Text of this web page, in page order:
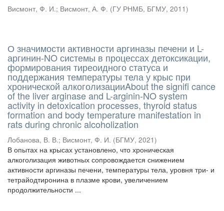
Висмонт, Ф. И.; Висмонт, А. Ф. (ГУ РНМБ, БГМУ, 2011)
О значимости активности аргиназы печени и L-
аргинин-NO системы в процессах детоксикации,
формирования тиреоидного статуса и
поддержания температуры тела у крыс при
хронической алкоголизацииAbout the signiﬁ cance
of the liver arginase and L-arginin-NO system
activity in detoxication processes, thyroid status
formation and body temperature manifestation in
rats during chronic alcoholization
Лобанова, В. В.; Висмонт, Ф. И. (БГМУ, 2021)
В опытах на крысах установлено, что хроническая
алкоголизация животных сопровождается снижением
активности аргиназы печени, температуры тела, уровня три- и
тетрайодтиронина в плазме крови, увеличением
продолжительности ...